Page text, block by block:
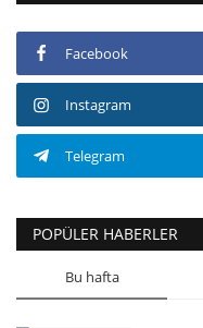
Facebook
Instagram
Telegram
POPÜLER HABERLER
Bu hafta